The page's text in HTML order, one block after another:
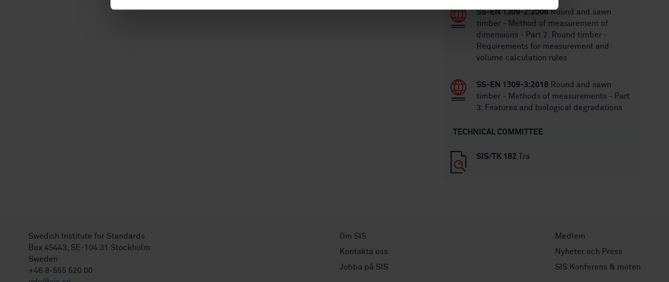
s
SS-EN 1309-2:2006Round and sawn
timber - Method of measurement of
dimensions - Part 2: Round timber -
Requirements for measurement and
volume calculation rules
SS-EN 1309-3:2018 Round and sawn
timber - Methods of measurements - Part
3: Features and biological degradations
TECHNICAL COMMITTEE
SIS/TK 182 Trä
Swedish Institute for Standards
Box 45443, SE-104 31 Stockholm
Sweden
+46 8-555 520 00
Om SIS
Kontakta oss
Jobba på SIS
Medlem
Nyheter och Press
SIS Konferens & möten